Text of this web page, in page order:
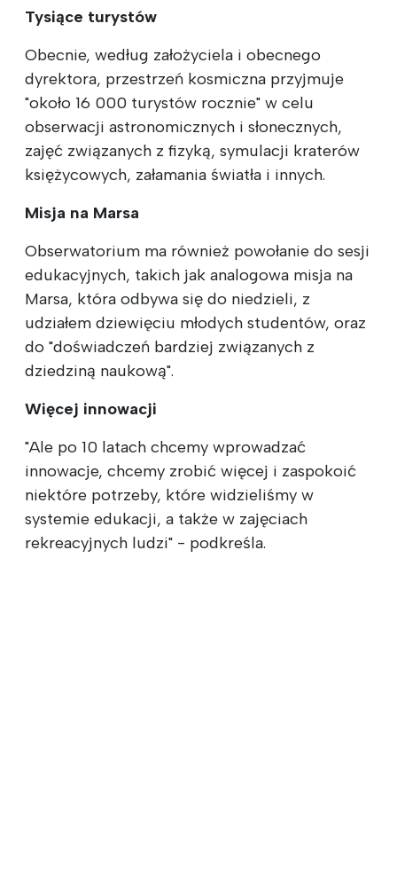
Tysiące turystów
Obecnie, według założyciela i obecnego
dyrektora, przestrzeń kosmiczna przyjmuje
"około 16 000 turystów rocznie" w celu
obserwacji astronomicznych i słonecznych,
zajęć związanych z fizyką, symulacji kraterów
księżycowych, załamania światła i innych.
Misja na Marsa
Obserwatorium ma również powołanie do sesji
edukacyjnych, takich jak analogowa misja na
Marsa, która odbywa się do niedzieli, z
udziałem dziewięciu młodych studentów, oraz
do "doświadczeń bardziej związanych z
dziedziną naukową".
Więcej innowacji
"Ale po 10 latach chcemy wprowadzać
innowacje, chcemy zrobić więcej i zaspokoić
niektóre potrzeby, które widzieliśmy w
systemie edukacji, a także w zajęciach
rekreacyjnych ludzi" - podkreśla.